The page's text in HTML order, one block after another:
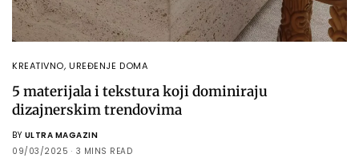
KREATIVNO,UREĐENJE DOMA
5 materijala i tekstura koji dominiraju
dizajnerskim trendovima
BY ULTRA MAGAZIN
09/03/2025
3 MINS READ